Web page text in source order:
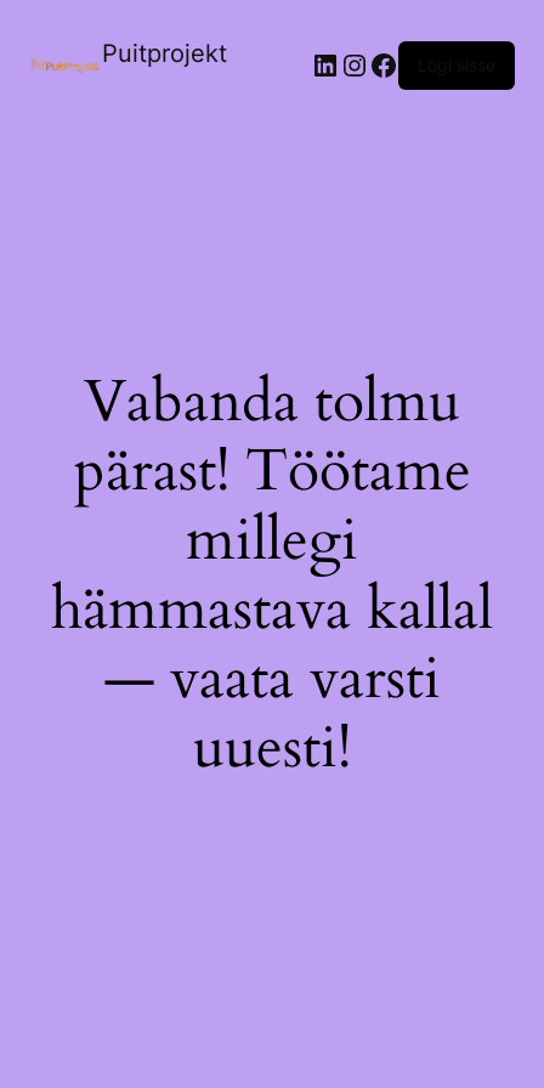
Puitprojekt LinkedIn
Instagram
Facebook
Vabanda tolmu
pärast! Töötame
millegi
hämmastava kallal
— vaata varsti
uuesti!